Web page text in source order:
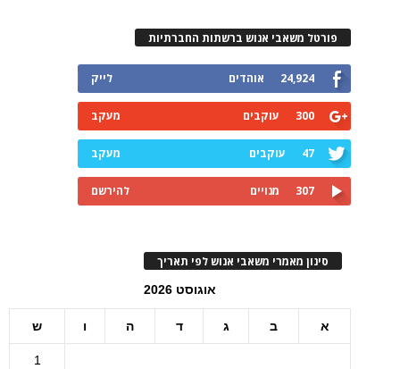
פורטל משאבי אנוש ברשתות החברתיות
24,924 אוהדים לייק
300 עוקבים מעקב
47 עוקבים מעקב
307 מנויים להירשם
סינון מאמרי משאבי אנוש לפי תאריך
אוגוסט 2026
א ב ג ד ה ו ש
1